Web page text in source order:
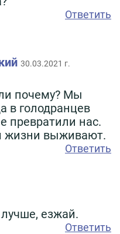
Ответить
30.03.2021 г.
почему? Мы
в голодранцев
превратили нас.
жизни выживают.
Ответить
езжай.
Ответить